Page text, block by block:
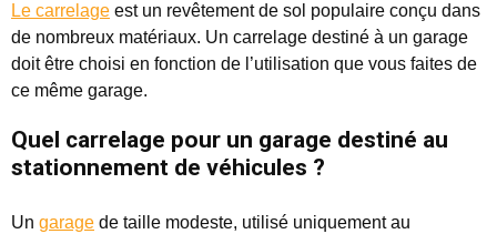
Le carrelage est un revêtement de sol populaire conçu dans
de nombreux matériaux. Un carrelage destiné à un garage
doit être choisi en fonction de l’utilisation que vous faites de
ce même garage.
Quel carrelage pour un garage destiné au
stationnement de véhicules ?
Un garage de taille modeste, utilisé uniquement au